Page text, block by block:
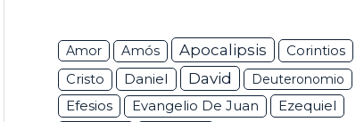
Amor Amós Apocalipsis Corintios
Cristo Daniel David Deuteronomio
Efesios Evangelio De Juan Ezequiel